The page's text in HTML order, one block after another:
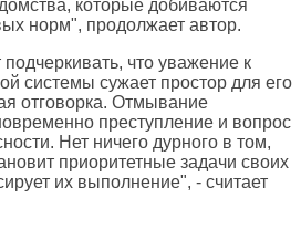
которые добиваются
норм", продолжает автор.
что уважение к
системы сужает простор для его
отговорка. Отмывание
преступление и вопрос
Нет ничего дурного в том,
приоритетные задачи своих
их выполнение", - считает